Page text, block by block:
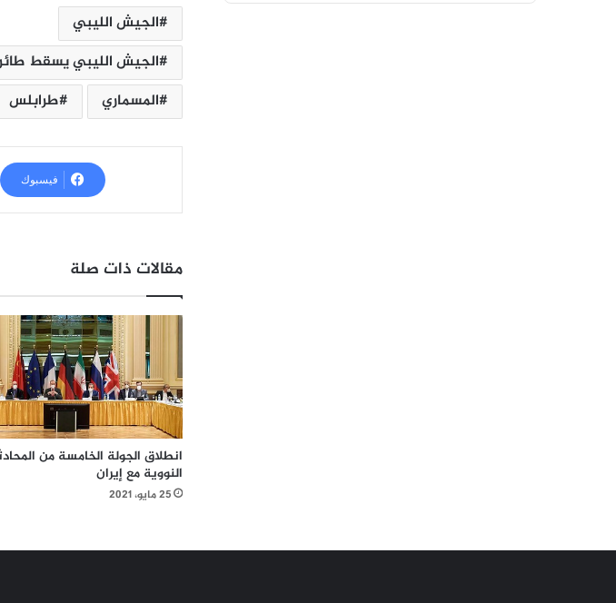
الجيش الليبي
الجيش الليبي يسقط
المسماري
طرابلس
فيسبوك
مقالات ذات صلة
انطلاق الجولة الخامسة من
النووية مع إيران
25 مايو، 2021